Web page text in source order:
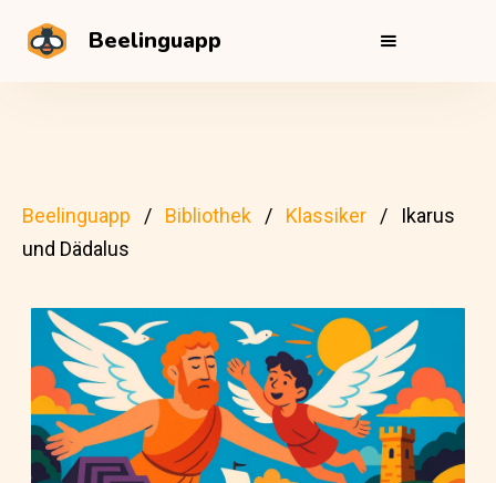
Beelinguapp
Beelinguapp Bibliothek Klassiker
Ikarus
und Dädalus